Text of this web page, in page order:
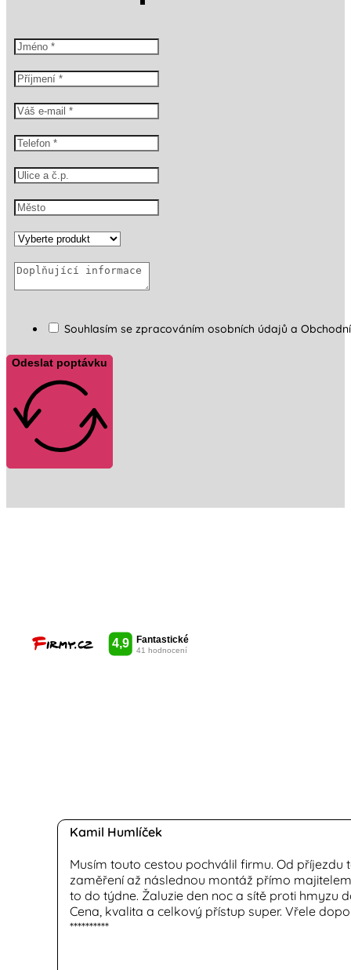
Souhlasím se zpracováním osobních údajů a
Odeslat poptávku
Kamil Humlíček
Musím touto cestou pochválil firmu. Od příjezdu
zaměření až následnou montáž přímo
to do týdne. Žaluzie den noc a sítě proti hmyzu
Cena, kvalita a celkový přístup super. Vřele
**********